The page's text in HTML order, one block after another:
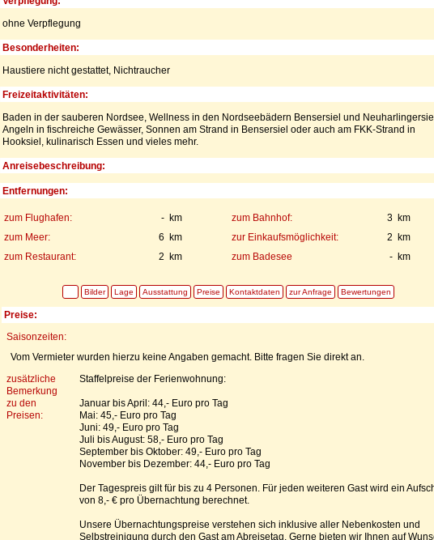
ohne Verpflegung
Besonderheiten:
Haustiere nicht gestattet, Nichtraucher
Freizeitaktivitäten:
Baden in der sauberen Nordsee, Wellness in den Nordseebädern Bensersiel und
Angeln in fischreiche Gewässer, Sonnen am Strand in Bensersiel oder auch am FKK-Strand in
Hooksiel, kulinarisch Essen und vieles mehr.
Anreisebeschreibung:
Entfernungen:
- km
zum Flughafen: 3 km
zum Bahnhof:
6 km
zum Meer: 2 km
zur Einkaufsmöglichkeit:
2 km
zum Restaurant: - km
zum Badesee
Bilder Lage Ausstattung Preise Kontaktdaten zur Anfrage Bewertungen
Preise:
Saisonzeiten:
Vom Vermieter wurden hierzu keine Angaben gemacht. Bitte fragen Sie direkt an.
zusätzliche
Bemerkung
zu den
Preisen:
Staffelpreise der Ferienwohnung:
Januar bis April: 44,- Euro pro Tag
Mai: 45,- Euro pro Tag
Juni: 49,- Euro pro Tag
Juli bis August: 58,- Euro pro Tag
September bis Oktober: 49,- Euro pro Tag
November bis Dezember: 44,- Euro pro Tag
Der Tagespreis gilt für bis zu 4 Personen. Für jeden weiteren Gast wird ein
von 8,- € pro Übernachtung berechnet.
Unsere Übernachtungspreise verstehen sich inklusive aller Nebenkosten und
Selbstreinigung durch den Gast am Abreisetag. Gerne bieten wir Ihnen auf